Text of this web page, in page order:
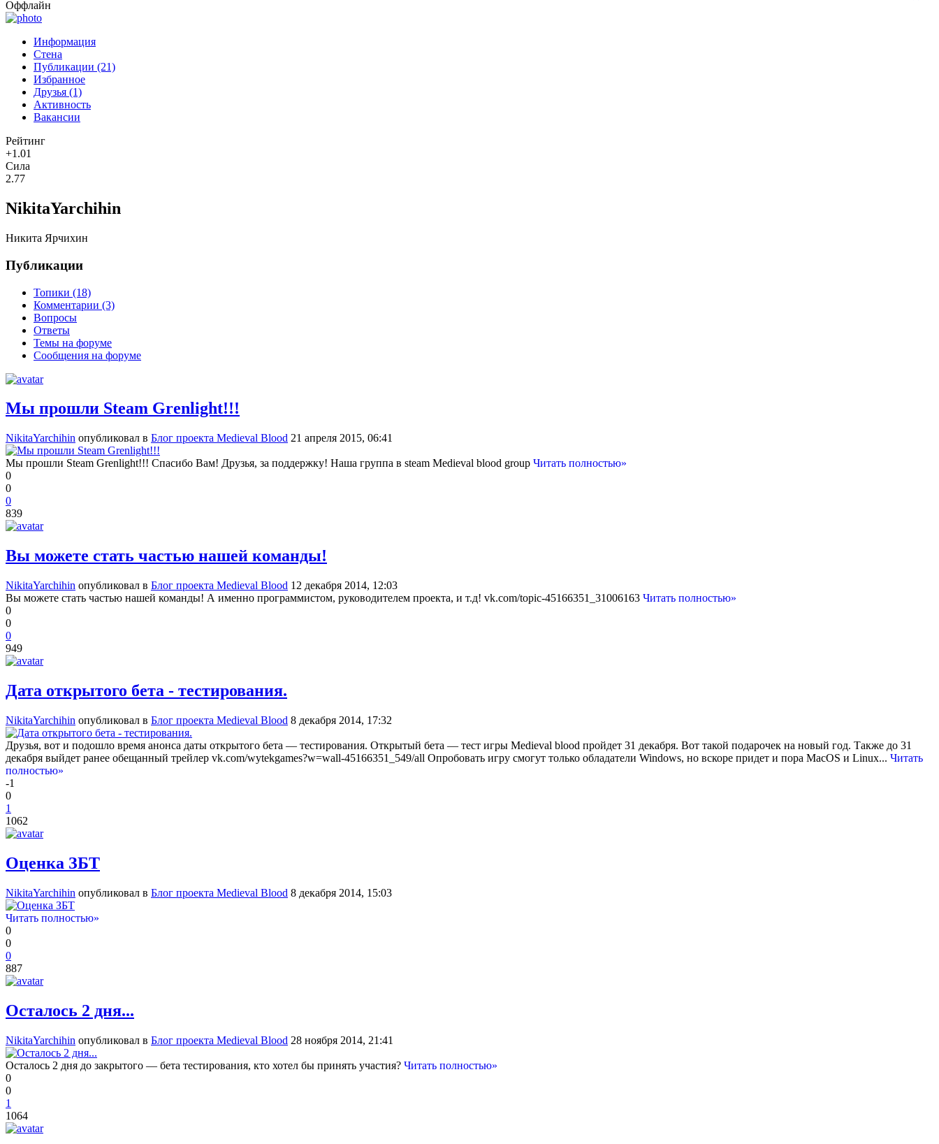
Оффлайн
Информация
Стена
Публикации (21)
Избранное
Друзья (1)
Активность
Вакансии
Рейтинг
+1.01
Сила
2.77
NikitaYarchihin
Никита Ярчихин
Публикации
Топики (18)
Комментарии (3)
Вопросы
Ответы
Темы на форуме
Сообщения на форуме
Мы прошли Steam Grenlight!!!
NikitaYarchihin опубликовал в Блог проекта Medieval Blood 21 апреля 2015, 06:41
Мы прошли Steam Grenlight!!! Спасибо Вам! Друзья, за поддержку! Наша группа в steam Medieval blood group Читать полностью»
0
0
0
839
Вы можете стать частью нашей команды!
NikitaYarchihin опубликовал в Блог проекта Medieval Blood 12 декабря 2014, 12:03
Вы можете стать частью нашей команды! А именно программистом, руководителем проекта, и т.д! vk.com/topic-45166351_31006163 Читать полностью»
0
0
0
949
Дата открытого бета - тестирования.
NikitaYarchihin опубликовал в Блог проекта Medieval Blood 8 декабря 2014, 17:32
Друзья, вот и подошло время анонса даты открытого бета — тестирования. Открытый бета — тест игры Medieval blood пройдет 31 декабря. Вот такой подарочек на новый год. Также до 31
декабря выйдет ранее обещанный трейлер vk.com/wytekgames?w=wall-45166351_549/all Опробовать игру смогут только обладатели Windows, но вскоре придет и пора MacOS и Linux... Читать
полностью»
-1
0
1
1062
Оценка ЗБТ
NikitaYarchihin опубликовал в Блог проекта Medieval Blood 8 декабря 2014, 15:03
Читать полностью»
0
0
0
887
Осталось 2 дня...
NikitaYarchihin опубликовал в Блог проекта Medieval Blood 28 ноября 2014, 21:41
Осталось 2 дня до закрытого — бета тестирования, кто хотел бы принять участия? Читать полностью»
0
0
1
1064